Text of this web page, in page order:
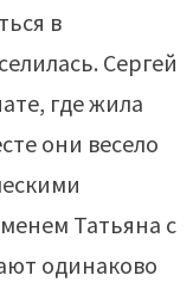
в
Сергей
где жила
они весело
Татьяна с
одинаково